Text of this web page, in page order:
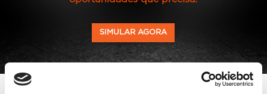
SIMULAR AGORA